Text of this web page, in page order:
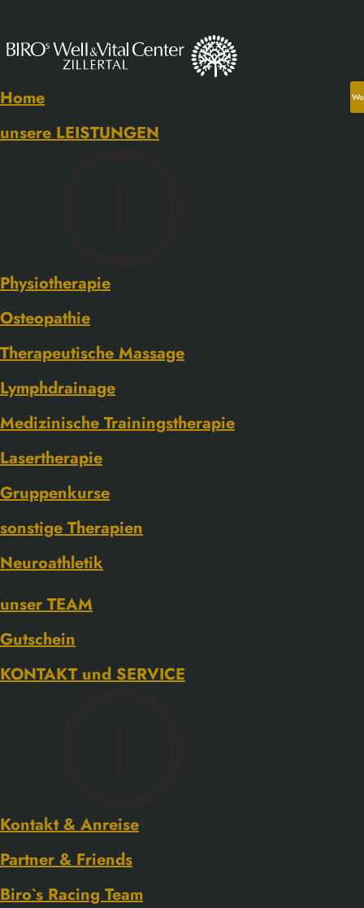
Home
unsere LEISTUNGEN
Physiotherapie
Osteopathie
Therapeutische Massage
Lymphdrainage
Medizinische Trainingstherapie
Lasertherapie
Gruppenkurse
sonstige Therapien
Neuroathletik
unser TEAM
Gutschein
KONTAKT und SERVICE
Kontakt & Anreise
Partner & Friends
Biro`s Racing Team